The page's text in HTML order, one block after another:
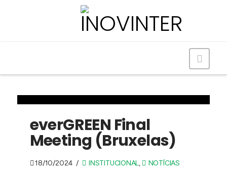
everGREEN Final
Meeting (Bruxelas)
18/10/2024 INSTITUCIONAL, NOTÍCIAS